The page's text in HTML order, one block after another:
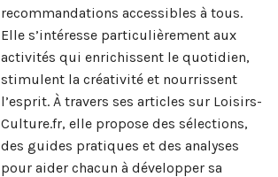
recommandations accessibles à tous.
Elle s’intéresse particulièrement aux
activités qui enrichissent le quotidien,
stimulent la créativité et nourrissent
l’esprit. À travers ses articles sur Loisirs-
Culture.fr, elle propose des sélections,
des guides pratiques et des analyses
pour aider chacun à développer sa